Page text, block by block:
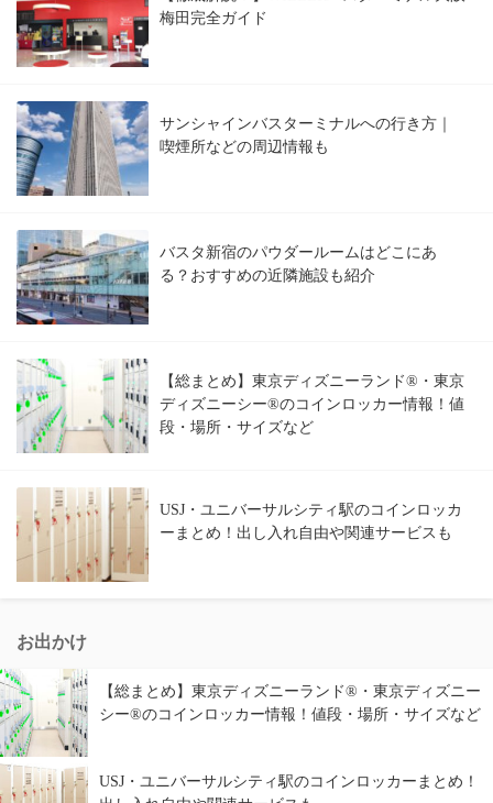
梅田完全ガイド
サンシャインバスターミナルへの行き方｜
喫煙所などの周辺情報も
バスタ新宿のパウダールームはどこにあ
る？おすすめの近隣施設も紹介
【総まとめ】東京ディズニーランド®・東京
ディズニーシー®のコインロッカー情報！値
段・場所・サイズなど
USJ・ユニバーサルシティ駅のコインロッカ
ーまとめ！出し入れ自由や関連サービスも
お出かけ
【総まとめ】東京ディズニーランド®・東京ディズニー
シー®のコインロッカー情報！値段・場所・サイズなど
USJ・ユニバーサルシティ駅のコインロッカーまとめ！